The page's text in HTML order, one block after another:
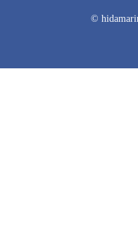
©